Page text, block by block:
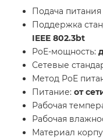
Подача
Поддержка
IEEE 802.3bt
PoE-мощность:
Сетевые
Метод PoE
Питание: от
Рабочая
Рабочая
Материал